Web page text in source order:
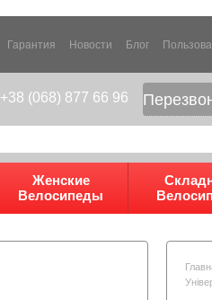
Гарантия Новости Блог
+38 (068) 877 66 96
Женские
Велосипеды